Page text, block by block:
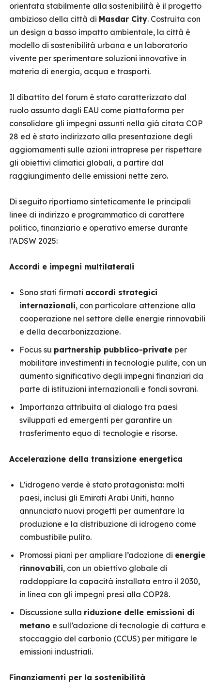
orientata stabilmente alla sostenibilità è il progetto
ambizioso della città di Masdar City. Costruita con
un design a basso impatto ambientale, la città è
modello di sostenibilità urbana e un laboratorio
vivente per sperimentare soluzioni innovative in
materia di energia, acqua e trasporti.
Il dibattito del forum è stato caratterizzato dal
ruolo assunto dagli EAU come piattaforma per
consolidare gli impegni assunti nella già citata COP
28 ed è stato indirizzato alla presentazione degli
aggiornamenti sulle azioni intraprese per rispettare
gli obiettivi climatici globali, a partire dal
raggiungimento delle emissioni nette zero.
Di seguito riportiamo sinteticamente le principali
linee di indirizzo e programmatico di carattere
politico, finanziario e operativo emerse durante
l’ADSW 2025:
Accordi e impegni multilaterali
Sono stati firmati accordi strategici
internazionali, con particolare attenzione alla
cooperazione nel settore delle energie rinnovabili
e della decarbonizzazione.
Focus su partnership pubblico-private per
mobilitare investimenti in tecnologie pulite, con un
aumento significativo degli impegni finanziari da
parte di istituzioni internazionali e fondi sovrani.
Importanza attribuita al dialogo tra paesi
sviluppati ed emergenti per garantire un
trasferimento equo di tecnologie e risorse.
Accelerazione della transizione energetica
L’idrogeno verde è stato protagonista: molti
paesi, inclusi gli Emirati Arabi Uniti, hanno
annunciato nuovi progetti per aumentare la
produzione e la distribuzione di idrogeno come
combustibile pulito.
Promossi piani per ampliare l’adozione di energie
rinnovabili, con un obiettivo globale di
raddoppiare la capacità installata entro il 2030,
in linea con gli impegni presi alla COP28.
Discussione sulla riduzione delle emissioni di
metano e sull’adozione di tecnologie di cattura e
stoccaggio del carbonio (CCUS) per mitigare le
emissioni industriali.
Finanziamenti per la sostenibilità